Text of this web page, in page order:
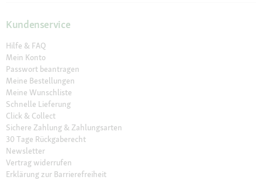
Kundenservice
Hilfe & FAQ
Mein Konto
Passwort beantragen
Meine Bestellungen
Meine Wunschliste
Schnelle Lieferung
Click & Collect
Sichere Zahlung & Zahlungsarten
30 Tage Rückgaberecht
Newsletter
Vertrag widerrufen
Erklärung zur Barrierefreiheit